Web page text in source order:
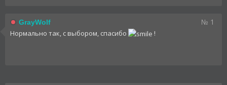
GrayWolf № 1
Нормально так, с выбором, спасибо !